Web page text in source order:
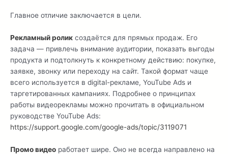
Главное отличие заключается в цели.
Рекламный ролик создаётся для прямых продаж. Его
задача — привлечь внимание аудитории, показать выгоды
продукта и подтолкнуть к конкретному действию: покупке,
заявке, звонку или переходу на сайт. Такой формат чаще
всего используется в digital-рекламе, YouTube Ads и
таргетированных кампаниях. Подробнее о принципах
работы видеорекламы можно прочитать в официальном
руководстве YouTube Ads:
https://support.google.com/google-ads/topic/3119071
Промо видео работает шире. Оно не всегда направлено на